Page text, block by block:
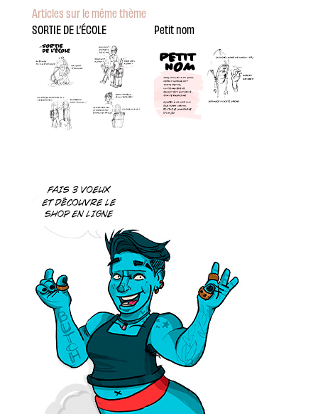
Articles sur le même thème
SORTIE DE L’ÉCOLE
Petit nom